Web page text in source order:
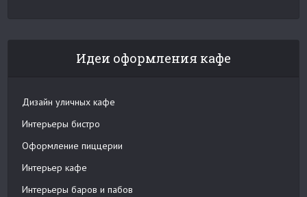
Идеи оформления кафе
Дизайн уличных кафе
Интерьеры бистро
Оформление пиццерии
Интерьер кафе
Интерьеры баров и пабов